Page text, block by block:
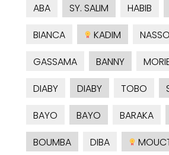
ABA
SY. SALIM HABIB
BIANCA
KADIM
GASSAMA
BANNY
DIABY
DIABY TOBO
BAYO
BAYO BARAKA
BOUMBA
DIBA